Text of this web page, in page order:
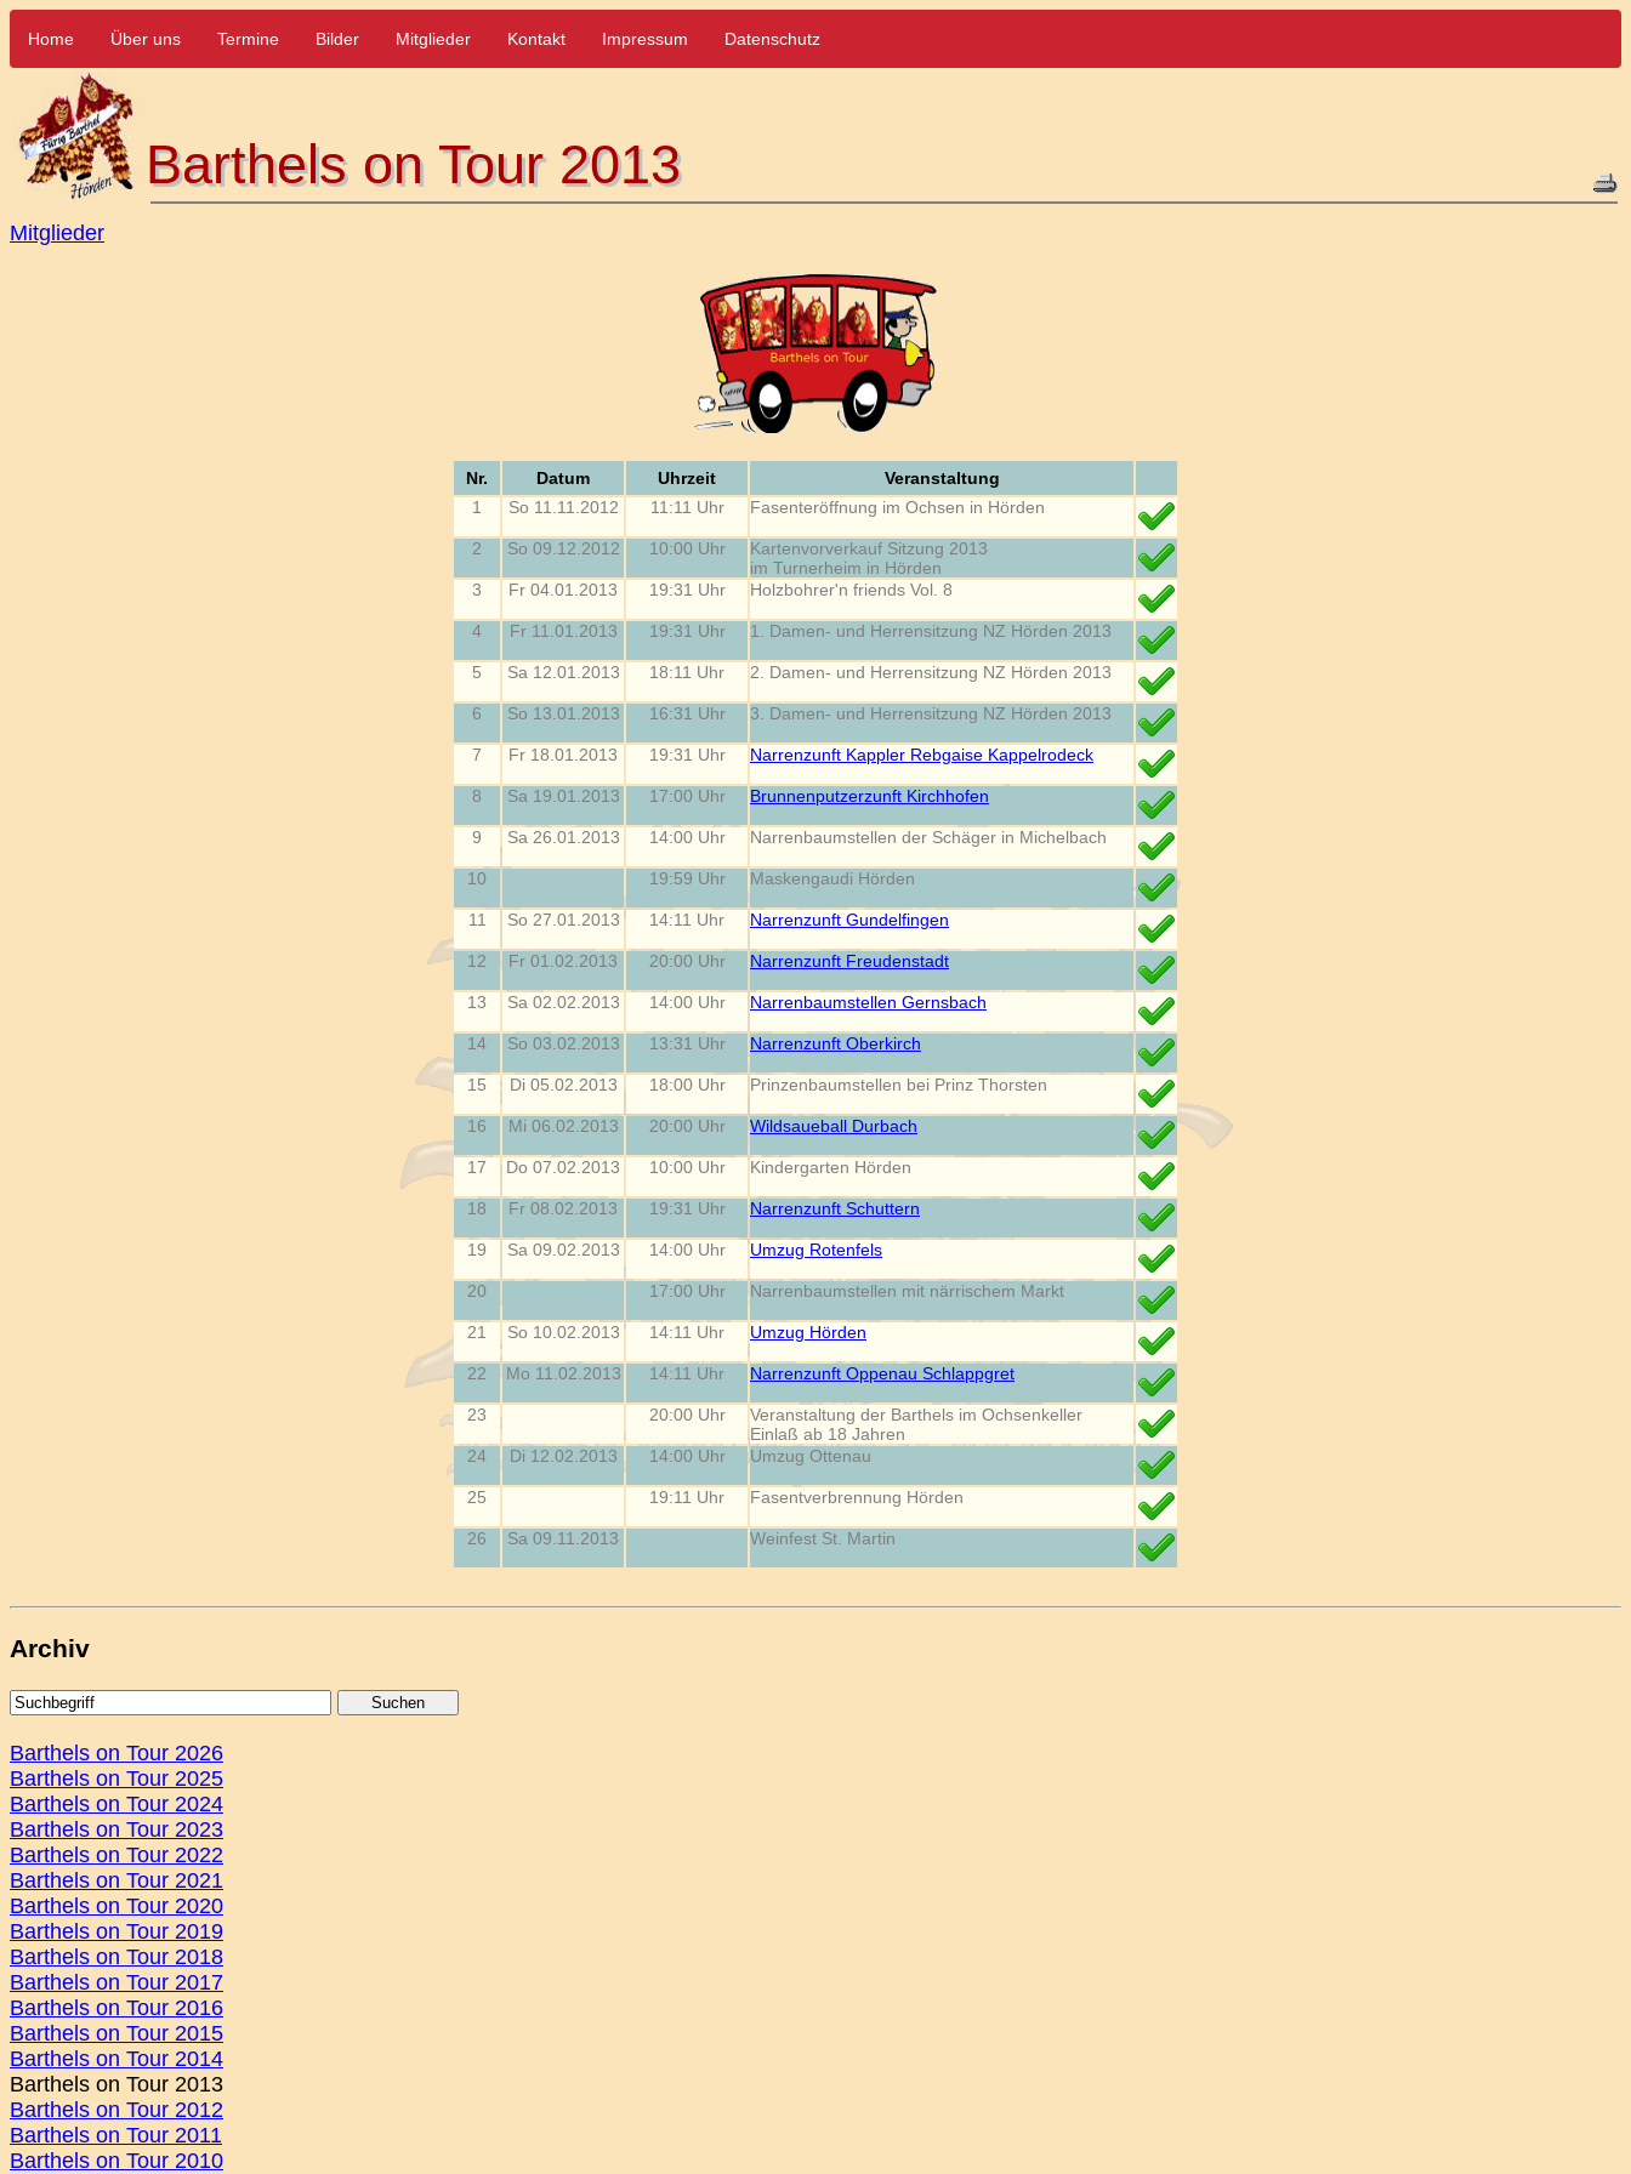
Home Über uns Termine Bilder Mitglieder Kontakt Impressum Datenschutz
Barthels on Tour 2013
Barthels on Tour 2013
Mitglieder
Nr. Datum Uhrzeit
Veranstaltung
1
So 11.11.2012 11:11 Uhr Fasenteröffnung im Ochsen in Hörden
2 So 09.12.2012 10:00 Uhr
Kartenvorverkauf Sitzung 2013
im Turnerheim in Hörden
3
Fr 04.01.2013 19:31 Uhr Holzbohrer'n friends Vol. 8
4 Fr 11.01.2013 19:31 Uhr 1. Damen- und Herrensitzung NZ Hörden 2013
5 Sa 12.01.2013 18:11 Uhr 2. Damen- und Herrensitzung NZ Hörden 2013
6 So 13.01.2013 16:31 Uhr 3. Damen- und Herrensitzung NZ Hörden 2013
7 Fr 18.01.2013 19:31 Uhr Narrenzunft Kappler Rebgaise Kappelrodeck
8 Sa 19.01.2013 17:00 Uhr Brunnenputzerzunft Kirchhofen
9 Sa 26.01.2013 14:00 Uhr Narrenbaumstellen der Schäger in Michelbach
10 19:59 Uhr Maskengaudi Hörden
11 So 27.01.2013 14:11 Uhr Narrenzunft Gundelfingen
12 Fr 01.02.2013 20:00 Uhr Narrenzunft Freudenstadt
13 Sa 02.02.2013 14:00 Uhr Narrenbaumstellen Gernsbach
14 So 03.02.2013 13:31 Uhr Narrenzunft Oberkirch
15 Di 05.02.2013 18:00 Uhr Prinzenbaumstellen bei Prinz Thorsten
16 Mi 06.02.2013 20:00 Uhr Wildsaueball Durbach
17 Do 07.02.2013 10:00 Uhr Kindergarten Hörden
18 Fr 08.02.2013 19:31 Uhr Narrenzunft Schuttern
19 Sa 09.02.2013 14:00 Uhr Umzug Rotenfels
20 17:00 Uhr Narrenbaumstellen mit närrischem Markt
21 So 10.02.2013 14:11 Uhr Umzug Hörden
22 Mo 11.02.2013 14:11 Uhr Narrenzunft Oppenau Schlappgret
23 20:00 Uhr
Veranstaltung der Barthels im Ochsenkeller
Einlaß ab 18 Jahren
24
Di 12.02.2013 14:00 Uhr Umzug Ottenau
25 19:11 Uhr Fasentverbrennung Hörden
26 Sa 09.11.2013 Weinfest St. Martin
Archiv
Barthels on Tour 2026
Barthels on Tour 2025
Barthels on Tour 2024
Barthels on Tour 2023
Barthels on Tour 2022
Barthels on Tour 2021
Barthels on Tour 2020
Barthels on Tour 2019
Barthels on Tour 2018
Barthels on Tour 2017
Barthels on Tour 2016
Barthels on Tour 2015
Barthels on Tour 2014
Barthels on Tour 2013
Barthels on Tour 2012
Barthels on Tour 2011
Barthels on Tour 2010